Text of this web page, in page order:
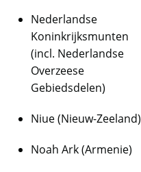
Nederlandse
Koninkrijksmunten
(incl. Nederlandse
Overzeese
Gebiedsdelen)
Niue (Nieuw-Zeeland)
Noah Ark (Armenie)